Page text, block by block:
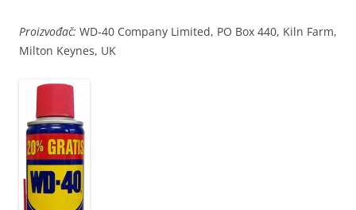
Proizvođač: WD-40 Company Limited, PO Box 440, Kiln Farm,
Milton Keynes, UK